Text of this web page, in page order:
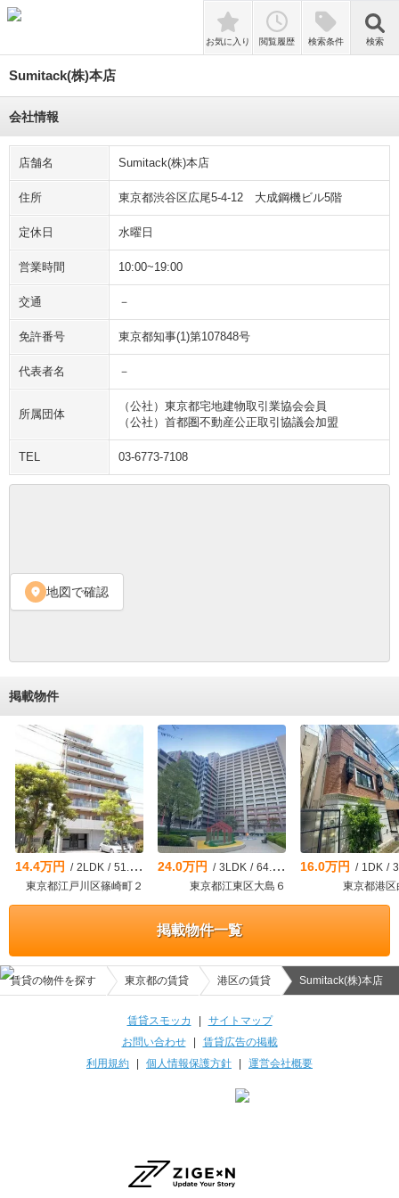
検索
お気に入り 閲覧履歴 検索条件 検索
Sumitack(株)本店
会社情報
店舗名 Sumitack(株)本店
住所 東京都渋谷区広尾5-4-12 大成鋼機ビル5階
定休日 水曜日
営業時間 10:00~19:00
交通 －
免許番号 東京都知事(1)第107848号
代表者名 －
所属団体
（公社）東京都宅地建物取引業協会会員
（公社）首都圏不動産公正取引協議会加盟
TEL 03-6773-7108
location_on 地図で確認
掲載物件
14.4万円 / 2LDK / 51.93m²
東京都江戸川区篠崎町２
24.0万円 / 3LDK / 64.96m²
東京都江東区大島６
16.0万円 / 1DK /
東京都港区
掲載物件一覧
賃貸の物件を探す 東京都の賃貸 港区の賃貸 Sumitack(株)本店
賃貸スモッカ
サイトマップ
お問い合わせ| 賃貸広告の掲載
利用規約
個人情報保護方針 運営会社概要